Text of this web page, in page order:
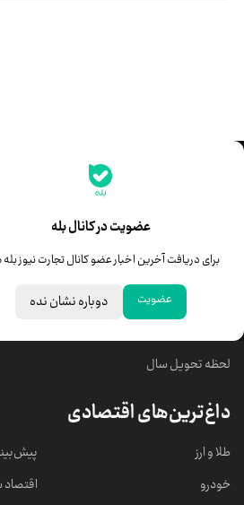
عضویت در کانال بله
برای دریافت آخرین اخبار عضو کانال تجارت نیوز
عضویت دوباره نشان نده
جدیدترین قیمت‌ها
قیمت
خبرهای مهم
لحظه تحویل سال
داغ‌ترین‌های اقتصادی
طلا و ارز
خودرو
اقتصاد